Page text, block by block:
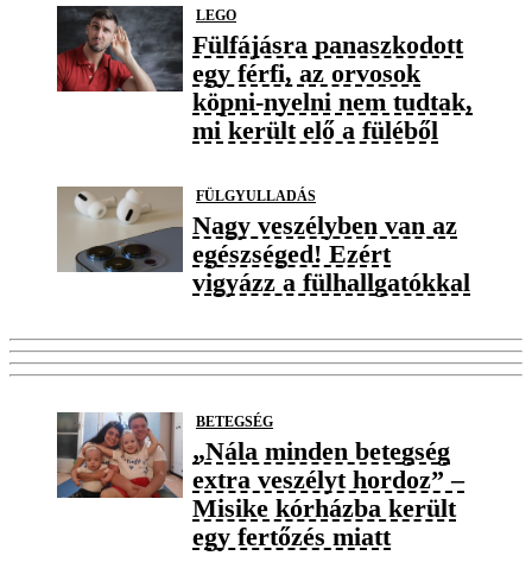
LEGO
Fülfájásra panaszkodott
egy férfi, az orvosok
köpni-nyelni nem tudtak,
mi került elő a füléből
FÜLGYULLADÁS
Nagy veszélyben van az
egészséged! Ezért
vigyázz a fülhallgatókkal
BETEGSÉG
„Nála minden betegség
extra veszélyt hordoz” –
Misike kórházba került
egy fertőzés miatt